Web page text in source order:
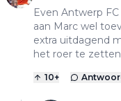
Even Antwerp
aan Marc wel
extra uitdagend
het roer te
10+